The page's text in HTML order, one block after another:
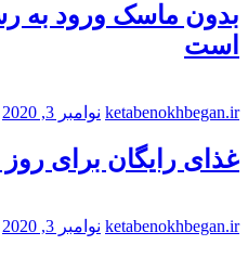
بدون ماسک ورود به
است
ketabenokhbegan.ir نوامبر 3, 2020
غذای رایگان برای روز
ketabenokhbegan.ir نوامبر 3, 2020